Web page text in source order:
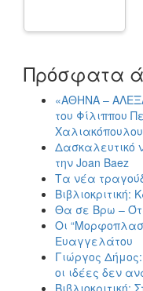
Πρόσφατα
«ΑΘΗΝΑ –
του Φίλιππου
Χαλιακόπουλου
Δασκαλευτικό
την Joan Baez
Τα νέα
Θα σε Βρω –
Οι
Ευαγγελάτου
Γιώργος
οι ιδέες δεν